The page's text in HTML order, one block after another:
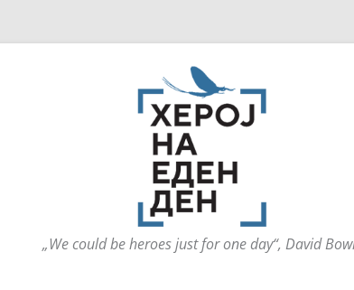
„We could be heroes just for one day“, David